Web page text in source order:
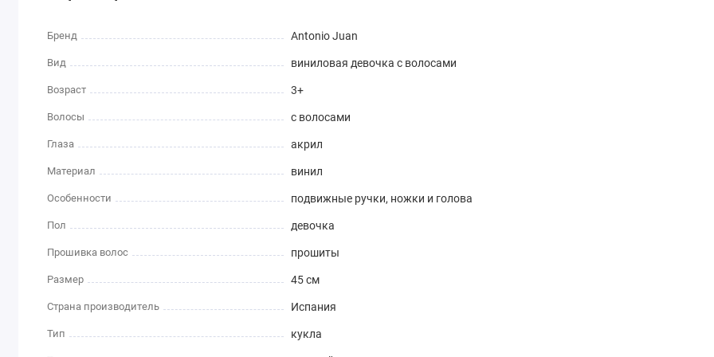
Такая виниловая кукла станет особенным подарком для вашего ребенка или элегантным дополнением коллекции.
Подарите своему ребенку кусочек испанского волшебства с коллекционной куклой Bella!
Бренд Antonio Juan
Вид виниловая девочка с волосами
Возраст 3+
Волосы с волосами
Глаза акрил
Материал винил
Особенности подвижные ручки, ножки и голова
Пол девочка
Прошивка волос прошиты
Размер 45 см
Страна производитель Испания
Тип кукла